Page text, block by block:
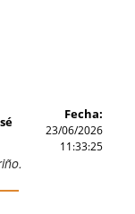
Fecha:
23/06/2026
11:33:25